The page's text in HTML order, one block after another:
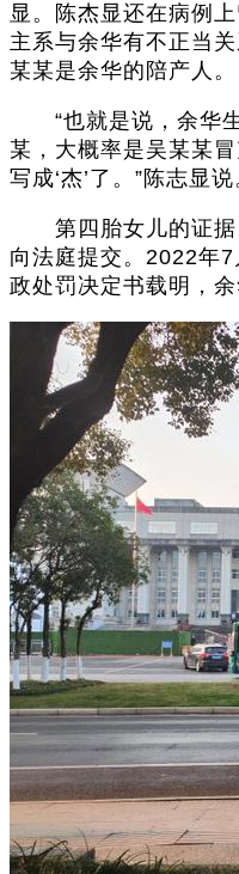
显。陈杰显还在病例
主系与余华有不正当
某某是余华的陪产人。
“也就是说，余华生
某，大概率是吴某某冒
写成‘杰’了。”陈志显说
第四胎女儿的证据
向法庭提交。2022年
政处罚决定书载明，